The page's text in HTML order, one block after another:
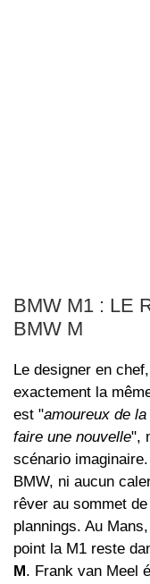
BMW M1 : LE
BMW M
Le designer en chef,
exactement la
est "amoureux de
faire une nouvelle",
scénario
BMW, ni aucun
rêver au sommet de
plannings. Au
point la M1 reste
M . Frank van Meel